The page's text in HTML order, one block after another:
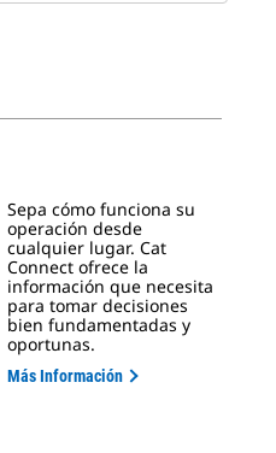
Sepa cómo funciona su
operación desde
cualquier lugar. Cat
Connect ofrece la
información que necesita
para tomar decisiones
bien fundamentadas y
oportunas.
Más Información